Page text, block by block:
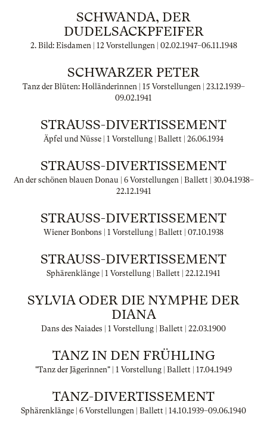
SCHWANDA, DER
DUDELSACKPFEIFER
2. Bild: Eisdamen | 12 Vorstellungen | 02.02.1947–06.11.1948
SCHWARZER PETER
Tanz der Blüten: Holländerinnen | 15 Vorstellungen | 23.12.1939–
09.02.1941
STRAUSS-DIVERTISSEMENT
Äpfel und Nüsse | 1 Vorstellung | Ballett | 26.06.1934
STRAUSS-DIVERTISSEMENT
An der schönen blauen Donau | 6 Vorstellungen | Ballett | 30.04.1938–
22.12.1941
STRAUSS-DIVERTISSEMENT
Wiener Bonbons | 1 Vorstellung | Ballett | 07.10.1938
STRAUSS-DIVERTISSEMENT
Sphärenklänge | 1 Vorstellung | Ballett | 22.12.1941
SYLVIA ODER DIE NYMPHE DER
DIANA
Dans des Naiades | 1 Vorstellung | Ballett | 22.03.1900
TANZ IN DEN FRÜHLING
"Tanz der Jägerinnen" | 1 Vorstellung | Ballett | 17.04.1949
TANZ-DIVERTISSEMENT
Sphärenklänge | 6 Vorstellungen | Ballett | 14.10.1939–09.06.1940